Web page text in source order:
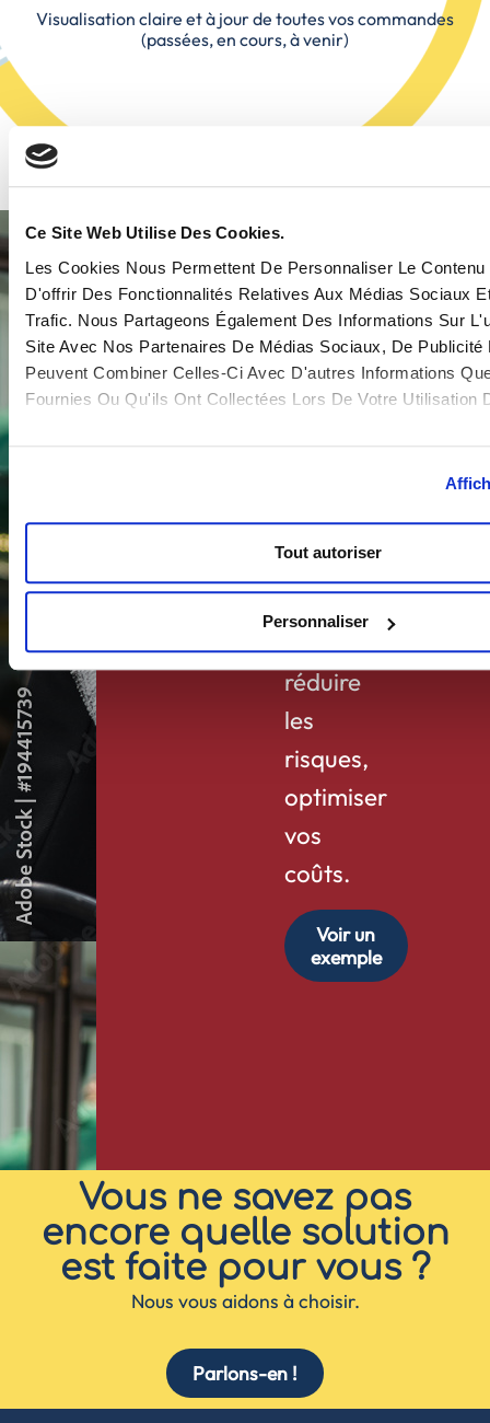
Ce Site Web Utilise Des Cookies.
Les Cookies Nous Permettent De Personnaliser Le
D'offrir Des Fonctionnalités Relatives Aux Médias Sociaux
Trafic. Nous Partageons Également Des Informations Sur
Site Avec Nos Partenaires De Médias Sociaux, De Publicité
Peuvent Combiner Celles-Ci Avec D'autres Informations
Fournies Ou Qu'ils Ont Collectées Lors De Votre Utilisation
Tout autoriser
Personnaliser
Visualisation claire et à jour de toutes vos commandes
(passées, en cours, à venir)
OBJECTIFS
Alléger
équipes,
gagner
visibilité,
réduire
les
risques,
optimiser
vos
coûts.
Voir un
exemple
Vous ne savez pas
encore quelle solution
est faite pour vous ?
Nous vous aidons à choisir.
Parlons-en !